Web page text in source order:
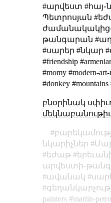
#արվեստ
Պետրոսյան
թանգարան
#սարեր #նկար
#friendship
#momy #modern-
#donkey #mountains
բնօրինակ
նկարիչներ
եժաթ
ավանակ
painters
martin-